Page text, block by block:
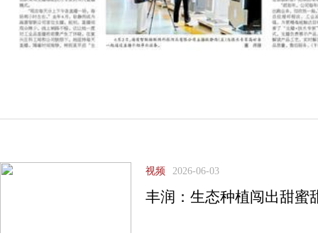
视频 2026-06-03
丰润：生态种植闯出甜蜜